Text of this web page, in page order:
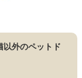
以外のペットド